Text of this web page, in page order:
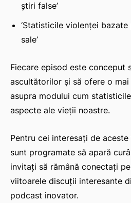
știri false’
‘Statisticile violenței
sale’
Fiecare episod este conceput
ascultătorilor și să ofere o
asupra modului cum
aspecte ale vieții noastre.
Pentru cei interesați de
sunt programate să apară
invitați să rămână conectați
viitoarele discuții interesante
podcast inovator.